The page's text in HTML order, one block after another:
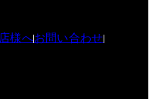
様へお問い合わせ